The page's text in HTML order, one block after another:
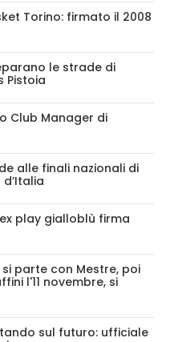
Torino: firmato il 2008
le strade di
Pistoia
Club Manager di
alle finali nazionali di
play gialloblù firma
parte con Mestre, poi
l'11 novembre, si
sul futuro: ufficiale